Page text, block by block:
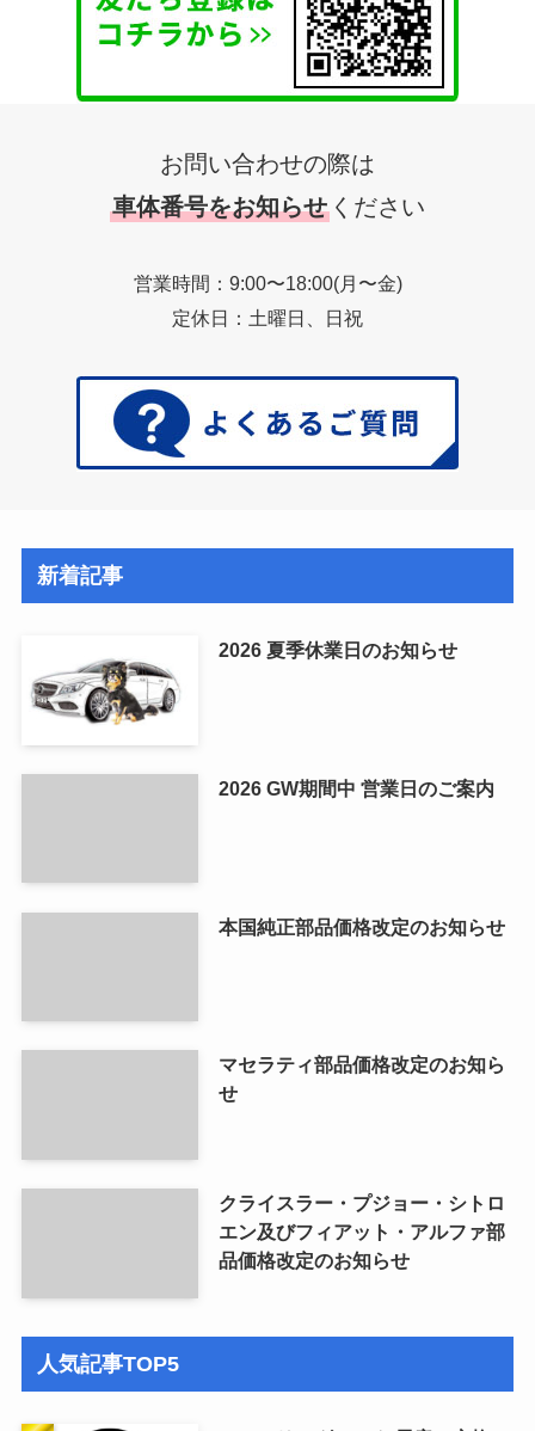
お問い合わせの際は
車体番号をお知らせ ください
営業時間：9:00〜18:00(月〜金)
定休日：土曜日、日祝
新着記事
2026 夏季休業日のお知らせ
2026 GW期間中 営業日のご案内
本国純正部品価格改定のお知らせ
マセラティ部品価格改定のお知ら
せ
クライスラー・プジョー・シトロ
エン及びフィアット・アルファ部
品価格改定のお知らせ
人気記事TOP5